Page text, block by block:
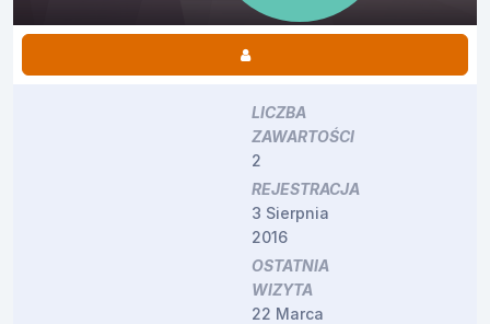
LICZBA
ZAWARTOŚCI
2
REJESTRACJA
3 Sierpnia
2016
OSTATNIA
WIZYTA
22 Marca